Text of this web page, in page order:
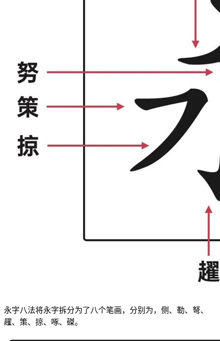
永字八法将永字拆分为了八个笔画，分别为，侧、勒、弩、
趯、策、掠、啄、磔。